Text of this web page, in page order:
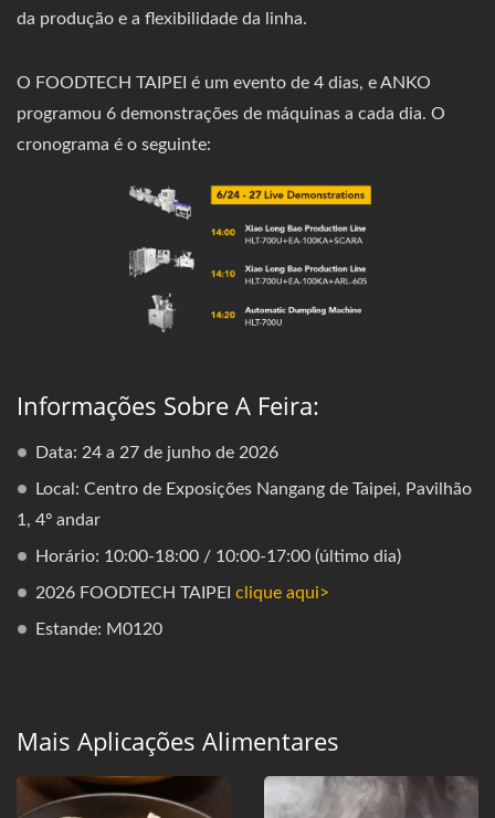
da produção e a flexibilidade da linha.
O FOODTECH TAIPEI é um evento de 4 dias, e ANKO
programou 6 demonstrações de máquinas a cada dia. O
cronograma é o seguinte:
Informações Sobre A Feira:
Data: 24 a 27 de junho de 2026
Local: Centro de Exposições Nangang de Taipei, Pavilhão
1, 4º andar
Horário: 10:00-18:00 / 10:00-17:00 (último dia)
2026 FOODTECH TAIPEI clique aqui>
Estande: M0120
Mais Aplicações Alimentares